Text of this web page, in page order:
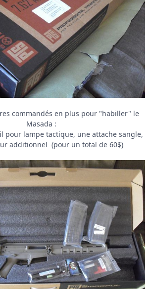
commandés en plus pour "habiller" le
Masada :
pour lampe tactique, une attache sangle,
additionnel (pour un total de 60$)